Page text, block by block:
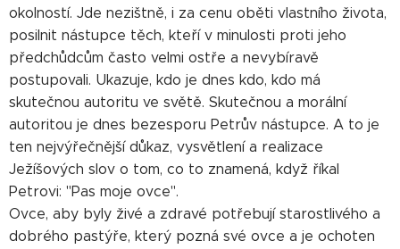
okolností. Jde nezištně, i za cenu oběti vlastního života,
posilnit nástupce těch, kteří v minulosti proti jeho
předchůdcům často velmi ostře a nevybíravě
postupovali. Ukazuje, kdo je dnes kdo, kdo má
skutečnou autoritu ve světě. Skutečnou a morální
autoritou je dnes bezesporu Petrův nástupce. A to je
ten nejvýřečnější důkaz, vysvětlení a realizace
Ježíšových slov o tom, co to znamená, když říkal
Petrovi: "Pas moje ovce".
Ovce, aby byly živé a zdravé potřebují starostlivého a
dobrého pastýře, který pozná své ovce a je ochoten